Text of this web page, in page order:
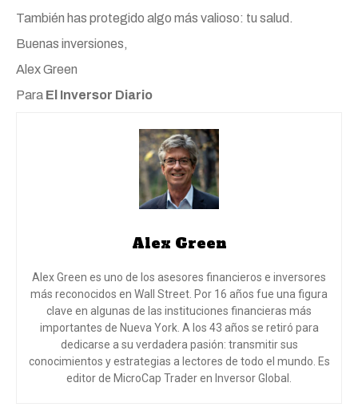
También has protegido algo más valioso: tu salud.
Buenas inversiones,
Alex Green
Para El Inversor Diario
Alex Green
Alex Green es uno de los asesores financieros e inversores
más reconocidos en Wall Street. Por 16 años fue una figura
clave en algunas de las instituciones financieras más
importantes de Nueva York. A los 43 años se retiró para
dedicarse a su verdadera pasión: transmitir sus
conocimientos y estrategias a lectores de todo el mundo. Es
editor de MicroCap Trader en Inversor Global.